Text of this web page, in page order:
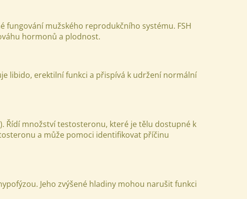
fungování mužského reprodukčního systému. FSH
hormonů a plodnost.
libido, erektilní funkci a přispívá k udržení normální
Řídí množství testosteronu, které je tělu dostupné k
a může pomoci identifikovat příčinu
Jeho zvýšené hladiny mohou narušit funkci